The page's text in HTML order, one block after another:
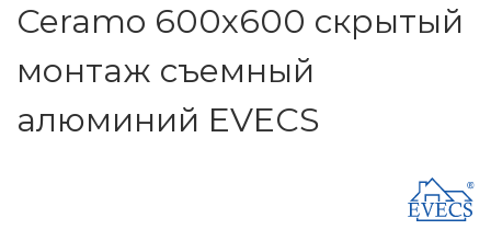
Ceramo 600х600 скрытый
монтаж съемный
алюминий EVECS